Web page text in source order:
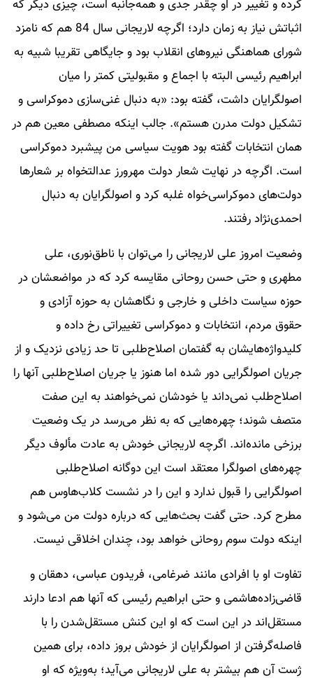
کرده و تغییر در او چقدر جدی و همه‌جانبه است، چیزی دیگر که
اثباتش نیاز به زمان دارد؛ اگرچه لاریجانی سال 84 هم که نامزد
شورای هماهنگی نیروهای انقلاب بود و جایگاهی تقریبا شبیه به
ابراهیم رئیسی البته با اجماع و مقبولیتی کمتر را میان
اصولگرایان داشت، گفته بود: «به دنبال غنی‌سازی دموکراسی و
تشکیل دولت مدرن هستم». جالب اینکه مصطفی معین هم در
همان انتخابات گفته بود هویت سیاسی من پیشبرد دموکراسی
است. اگرچه در ‌نهایت شعار دولت مهرورز عدالتخواه بر شعار‌ها
دولت‌های دموکراسی‌خواه غلبه کرد و اصولگرایان به دنبال
احمدی‌نژاد رفتند.
وضعیت امروز علی لاریجانی را می‌توان با ناطق‌نوری، علی
مطهری و حتی حسن روحانی مقایسه کرد که در مواضعشان در
حوزه سیاست داخلی و خارجی و نگاهشان به حوزه آزادی و
حقوق مردم، انتخابات و دموکراسی تغییراتی رخ داده و
کلید‌واژه‌هایشان به گفتمان اصلاح‌طلبی تا حد زیادی نزدیک و از
جریان اصولگرایی دور شده اما هنوز یا جریان اصلاح‌طلبی آنها را
اصلاح‌طلب نمی‌داند یا خودشان نمی‌خواهند به این صفت
متصف شوند؛ چهره‌هایی که به نظر می‌رسد در یک وضعیت
برزخی مانده‌اند. اگرچه لاریجانی خودش به عادت مألوف دیگر
چهره‌های اصولگرا معتقد است این دوگانه اصلاح‌طلبی
اصولگرایی را قبول ندارد و این را در نشست کلاب‌هاوس هم
مطرح کرد. حتی گفت بحث‌هایی که درباره دولت من می‌شود و
اینکه دولت سوم روحانی خواهد بود، چندان اخلاقی نیست.
تفاوت او با افرادی مانند ضرغامی، فریدون عباسی، دهقان و
قاضی‌زاده‌هاشمی و حتی ابراهیم رئیسی که آنها هم ادعا دارند
مستقل‌اند در این است که او این کنش مستقل‌شدن را با
فاصله‌گرفتن از اصولگرایان از خودش بروز داده، برای همین
ژست آن هم بیشتر به علی لاریجانی می‌آید؛ به‌ویژه که او